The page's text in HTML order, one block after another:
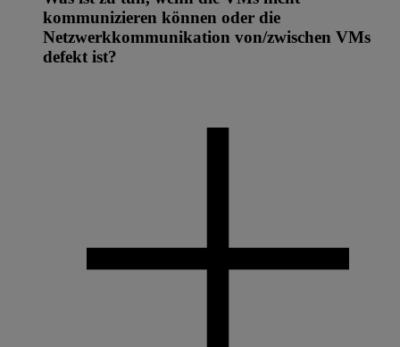
kommunizieren können oder die
Netzwerkkommunikation von/zwischen VMs
defekt ist?